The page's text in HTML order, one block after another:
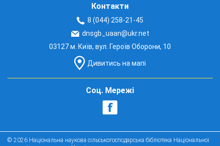
Контакти
8 (044) 258-21-45
dnsgb_uaan@ukr.net
03127 м. Київ, вул. Героїв Оборони, 10
Дивитись на мапі
Соц. Мережі
© 2026 Національна наукова сільськогосподарська бібліотека Національної